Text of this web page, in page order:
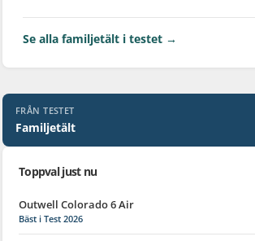
Se alla familjetält i testet →
FRÅN TESTET
Familjetält
Toppval just nu
Outwell Colorado 6 Air
Bäst i Test 2026